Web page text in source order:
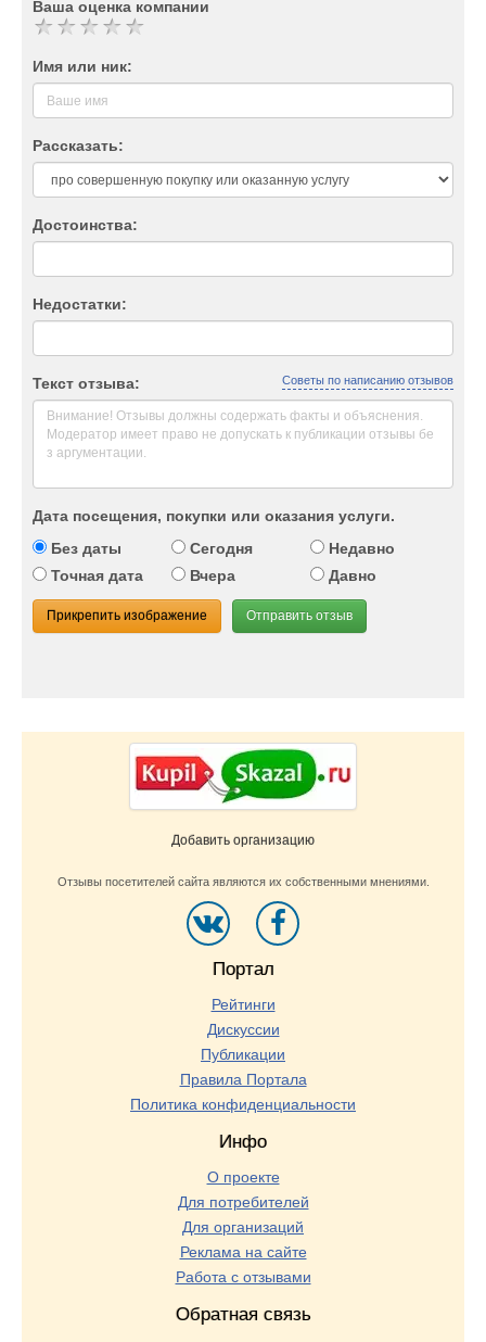
Ваша оценка компании
Имя или ник:
Рассказать:
Достоинства:
Недостатки:
Текст отзыва: Советы по написанию отзывов
Дата посещения, покупки или оказания услуги.
Без даты
Сегодня
Недавно
Точная дата
Вчера Давно
Прикрепить изображение Отправить отзыв
Добавить организацию
Отзывы посетителей сайта являются их собственными мнениями.
Портал
Рейтинги
Дискуссии
Публикации
Правила Портала
Политика конфиденциальности
Инфо
О проекте
Для потребителей
Для организаций
Реклама на сайте
Работа с отзывами
Обратная связь